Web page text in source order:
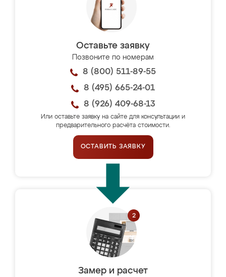
Оставьте заявку
Позвоните по номерам
8 (800) 511-89-55
8 (495) 665-24-01
8 (926) 409-68-13
Или оставьте заявку на сайте для консультации и
предварительного расчёта стоимости.
ОСТАВИТЬ ЗАЯВКУ
Замер и расчет